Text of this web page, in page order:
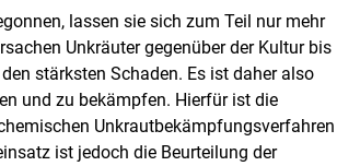
lassen sie sich zum Teil nur mehr
Unkräuter gegenüber der Kultur bis
stärksten Schaden. Es ist daher also
und zu bekämpfen. Hierfür ist die
Unkrautbekämpfungsverfahren
ist jedoch die Beurteilung der